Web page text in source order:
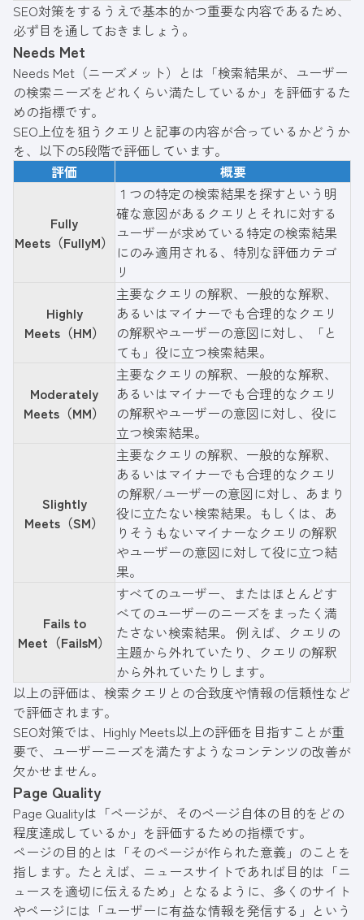
SEO対策をするうえで基本的かつ重要な内容であるため、
必ず目を通しておきましょう。
Needs Met
Needs Met（ニーズメット）とは「検索結果が、ユーザー
の検索ニーズをどれくらい満たしているか」を評価するた
めの指標です。
SEO上位を狙うクエリと記事の内容が合っているかどうか
を、以下の5段階で評価しています。
評価
概要
Fully
Meets（FullyM）
１つの特定の検索結果を探すという明
確な意図があるクエリとそれに対する
ユーザーが求めている特定の検索結果
にのみ適用される、特別な評価カテゴ
リ
Highly
Meets（HM）
主要なクエリの解釈、一般的な解釈、
あるいはマイナーでも合理的なクエリ
の解釈やユーザーの意図に対し、「と
ても」役に立つ検索結果。
Moderately
Meets（MM）
主要なクエリの解釈、一般的な解釈、
あるいはマイナーでも合理的なクエリ
の解釈やユーザーの意図に対し、役に
立つ検索結果。
Slightly
Meets（SM）
主要なクエリの解釈、一般的な解釈、
あるいはマイナーでも合理的なクエリ
の解釈/ユーザーの意図に対し、あまり
役に立たない検索結果。もしくは、あ
りそうもないマイナーなクエリの解釈
やユーザーの意図に対して役に立つ結
果。
Fails to
Meet（FailsM）
すべてのユーザー、またはほとんどす
べてのユーザーのニーズをまったく満
たさない検索結果。 例えば、クエリの
主題から外れていたり、クエリの解釈
から外れていたりします。
以上の評価は、検索クエリとの合致度や情報の信頼性など
で評価されます。
SEO対策では、Highly Meets以上の評価を目指すことが重
要で、ユーザーニーズを満たすようなコンテンツの改善が
欠かせません。
Page Quality
Page Qualityは「ページが、そのページ自体の目的をどの
程度達成しているか」を評価するための指標です。
ページの目的とは「そのページが作られた意義」のことを
指します。たとえば、ニュースサイトであれば目的は「ニ
ュースを適切に伝えるため」となるように、多くのサイト
やページには「ユーザーに有益な情報を発信する」という